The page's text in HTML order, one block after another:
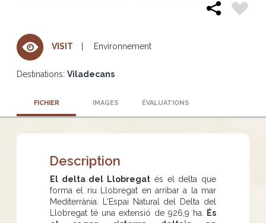
VISIT Environnement
Destinations: Viladecans
FICHIER IMAGES ÉVALUATIONS
Description
El delta del Llobregat és el delta que
forma el riu Llobregat en arribar a la mar
Mediterrània. L'Espai Natural del Delta del
Llobregat té una extensió de 926,9 ha.
És